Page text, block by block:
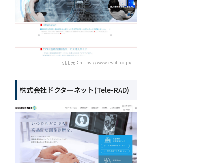
引用元：https://www.esfill.co.jp/
株式会社ドクターネット(Tele-RAD)